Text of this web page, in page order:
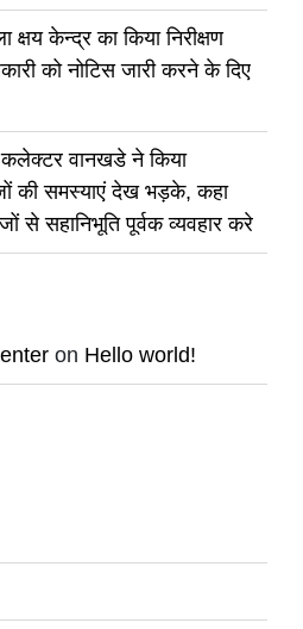
क्षय केन्द्र का किया निरीक्षण
को नोटिस जारी करने के दिए
कलेक्टर वानखडे ने किया
की समस्याएं देख भड़के, कहा
से सहानिभूति पूर्वक व्यवहार करे
on Hello world!